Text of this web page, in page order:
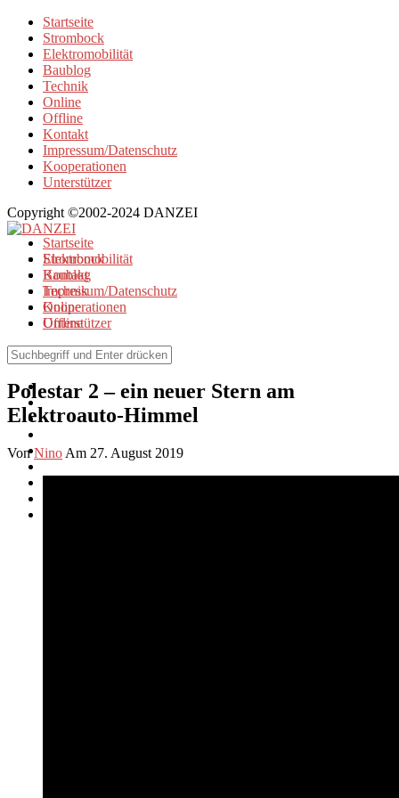
Startseite
Strombock
Elektromobilität
Baublog
Technik
Online
Offline
Kontakt
Impressum/Datenschutz
Kooperationen
Unterstützer
Copyright ©2002-2024 DANZEI
Startseite
Strombock
Kontakt
Impressum/Datenschutz
Kooperationen
Unterstützer
Elektromobilität
Baublog
Technik
Online
Offline
Elektromobilität
Polestar 2 – ein neuer Stern am
Elektroauto-Himmel
VonNino Am 27. August 2019